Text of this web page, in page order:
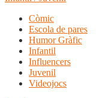
Còmic
Escola de pares
Humor Gràfic
Infantil
Influencers
Juvenil
Videojocs